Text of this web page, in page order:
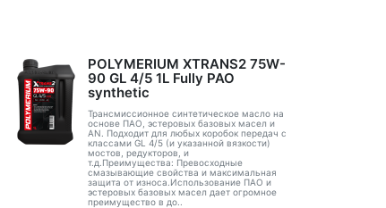
POLYMERIUM XTRANS2 75W-
90 GL 4/5 1L Fully PAO
synthetic
Трансмиссионное синтетическое масло на
основе ПАО, эстеровых базовых масел и
AN. Подходит для любых коробок передач с
классами GL 4/5 (и указанной вязкости)
мостов, редукторов, и
т.д.Преимущества: Превосходные
смазывающие свойства и максимальная
защита от износа.Использование ПАО и
эстеровых базовых масел дает огромное
преимущество в до..